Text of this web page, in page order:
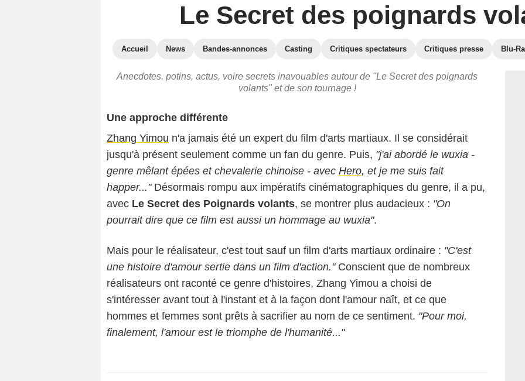
Le Secret des poignards
Accueil News Bandes-annonces Casting Critiques spectateurs Critiques presse Blu-
Anecdotes, potins, actus, voire secrets inavouables autour de "Le Secret des poignards
volants" et de son tournage !
Une approche différente
Zhang Yimou n'a jamais été un expert du film d'arts martiaux. Il se considérait
jusqu'à présent seulement comme un fan du genre. Puis, "j'ai abordé le wuxia -
genre mêlant épées et chevalerie chinoise - avec Hero, et je me suis fait
happer..."Désormais rompu aux impératifs cinématographiques du genre, il a pu,
avec Le Secret des Poignards volants, se montrer plus audacieux : "On
pourrait dire que ce film est aussi un hommage au wuxia".
Mais pour le réalisateur, c'est tout sauf un film d'arts martiaux ordinaire : "C'est
une histoire d'amour sertie dans un film d'action."Conscient que de nombreux
réalisateurs ont raconté ce genre d'histoires, Zhang Yimou a choisi de
s'intéresser avant tout à l'instant et à la façon dont l'amour naît, et ce que
hommes et femmes sont prêts à sacrifier au nom de ce sentiment. "Pour moi,
finalement, l'amour est le triomphe de l'humanité..."